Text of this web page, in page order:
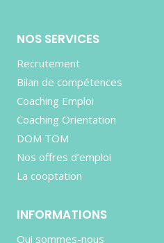
NOS SERVICES
Recrutement
Bilan de compétences
Coaching Emploi
Coaching Orientation
DOM TOM
Nos offres d’emploi
La cooptation
INFORMATIONS
Qui sommes-nous